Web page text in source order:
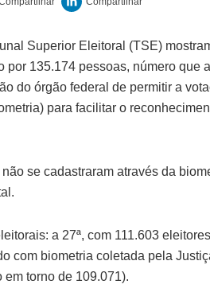
Superior Eleitoral (TSE)
por 135.174 pessoas, número que
do órgão federal de permitir a
para facilitar o
se cadastraram através da
a 27ª, com 111.603
com biometria coletada pela
torno de 109.071).